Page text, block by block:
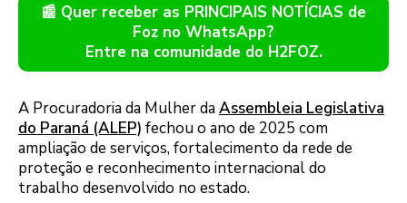
📰 Quer receber as PRINCIPAIS NOTÍCIAS de
Foz no WhatsApp?
Entre na comunidade do H2FOZ.
A Procuradoria da Mulher daAssembleia Legislativa
do Paraná (ALEP) fechou o ano de 2025 com
ampliação de serviços, fortalecimento da rede de
proteção e reconhecimento internacional do
trabalho desenvolvido no estado.